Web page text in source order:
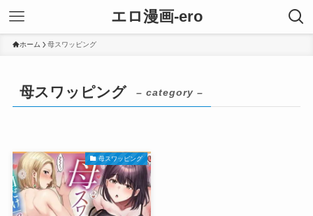
エロ漫画-ero
ホーム 母スワッピング
母スワッピング – category –
母スワッピング